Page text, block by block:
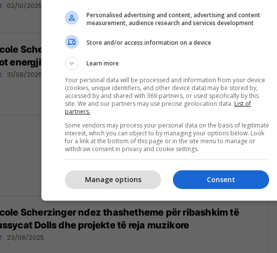
02/10/2025
Scherzinger mahnit me bikini blu në një paraqitje
energji në plazh
31/08/2025
Scherzinger ndez thashetheme për ribashkim të
Dolls dhe projekte të reja muzikore
23/08/2025
Personalised advertising and content, advertising and content
measurement, audience research and services development
Store and/or access information on a device
Learn more
Your personal data will be processed and information from your device
(cookies, unique identifiers, and other device data) may be stored by,
accessed by and shared with 369 partners, or used specifically by this
site. We and our partners may use precise geolocation data. List of
partners.
Some vendors may process your personal data on the basis of legitimate
interest, which you can object to by managing your options below. Look
for a link at the bottom of this page or in the site menu to manage or
withdraw consent in privacy and cookie settings.
Consent
Manage options